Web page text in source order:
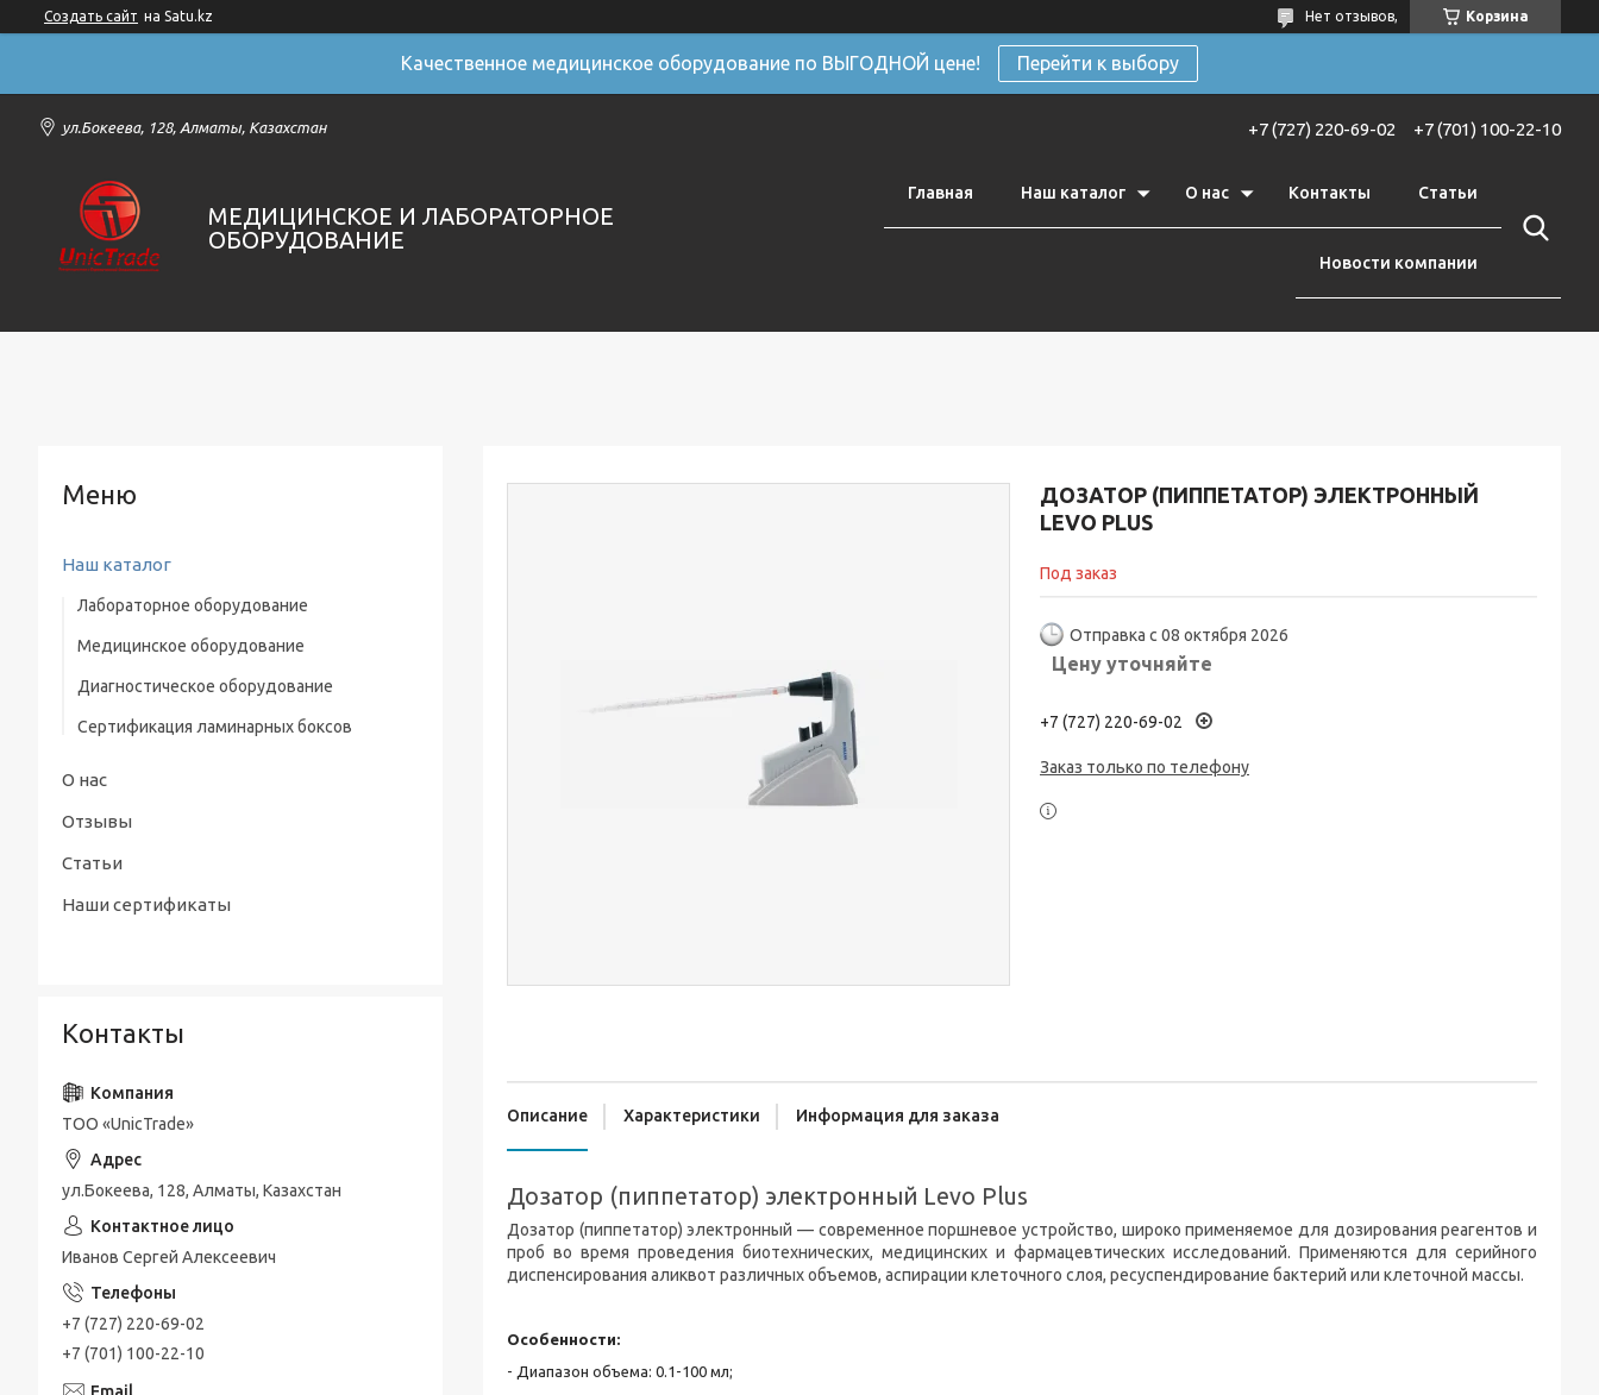
Создать сайт на Satu.kz Корзина
Нет отзывов,
Качественное медицинское оборудование по ВЫГОДНОЙ цене! Перейти к выбору
ул.Бокеева, 128, Алматы, Казахстан +7 (727) 220-69-02 +7 (701) 100-22-10
МЕДИЦИНСКОЕ И ЛАБОРАТОРНОЕ
ОБОРУДОВАНИЕ
Главная Наш каталог О нас Контакты Статьи
Новости компании
ДОЗАТОР (ПИППЕТАТОР) ЭЛЕКТРОННЫЙ
LEVO PLUS
Под заказ
Отправка с 08 октября 2026
Цену уточняйте
+7 (727) 220-69-02
Заказ только по телефону
Описание Характеристики Информация для заказа
Дозатор (пиппетатор) электронный Levo Plus
Дозатор (пиппетатор) электронный — современное поршневое устройство, широко применяемое для дозирования реагентов и
проб во время проведения биотехнических, медицинских и фармацевтических исследований. Применяются для серийного
диспенсирования аликвот различных объемов, аспирации клеточного слоя, ресуспендирование бактерий или клеточной массы.
Особенности:
- Диапазон объема: 0.1-100 мл;
Наш каталог
Лабораторное оборудование
Водяная баня-термостат
Низкотемпературные стерилизаторы
Ламинарные боксы
Системы очистки воды
Лабораторные инкубаторы
Сушильные шкафы
Центрифуги
Автоклав
Дозаторы
Мешалки
Вытяжной шкаф
Очистительное оборудование
Амплификатор
Лабораторный стенд
Медицинское оборудование
Диагностическое оборудование
Сертификация ламинарных боксов
О нас
Отзывы
Статьи
Наши сертификаты
Контакты
ТОО «UnicTrade»
ул.Бокеева, 128, Алматы, Казахстан
Иванов Сергей Алексеевич
+7 (727) 220-69-02
+7 (701) 100-22-10